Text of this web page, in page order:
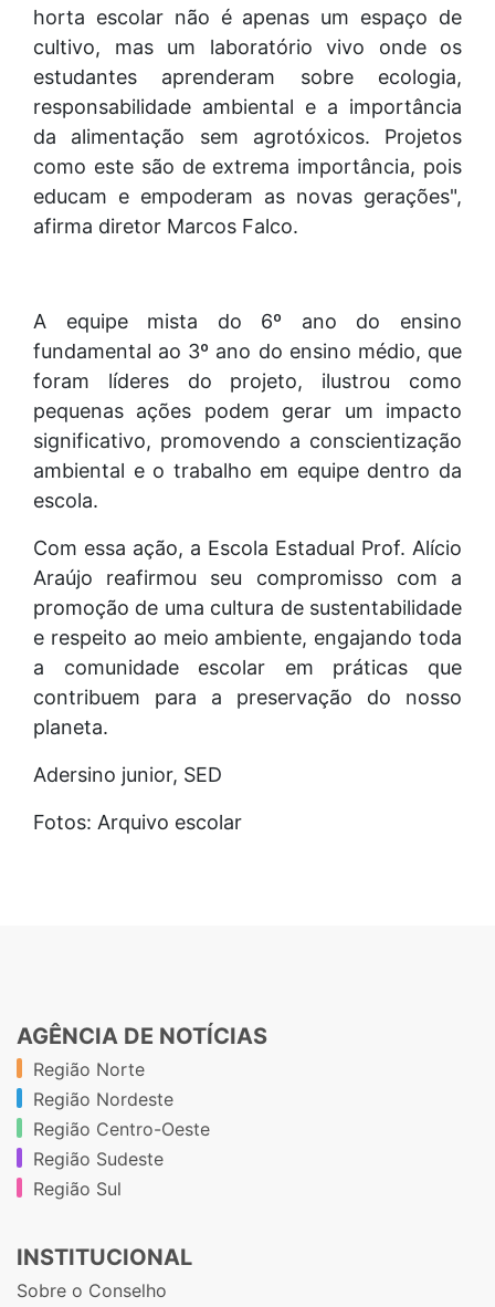
horta escolar não é apenas um espaço de
cultivo, mas um laboratório vivo onde os
estudantes aprenderam sobre ecologia,
responsabilidade ambiental e a importância
da alimentação sem agrotóxicos. Projetos
como este são de extrema importância, pois
educam e empoderam as novas gerações",
afirma diretor Marcos Falco.
A equipe mista do 6º ano do ensino
fundamental ao 3º ano do ensino médio, que
foram líderes do projeto, ilustrou como
pequenas ações podem gerar um impacto
significativo, promovendo a conscientização
ambiental e o trabalho em equipe dentro da
escola.
Com essa ação, a Escola Estadual Prof. Alício
Araújo reafirmou seu compromisso com a
promoção de uma cultura de sustentabilidade
e respeito ao meio ambiente, engajando toda
a comunidade escolar em práticas que
contribuem para a preservação do nosso
planeta.
Adersino junior, SED
Fotos: Arquivo escolar
AGÊNCIA DE NOTÍCIAS
Região Norte
Região Nordeste
Região Centro-Oeste
Região Sudeste
Região Sul
INSTITUCIONAL
Sobre o Conselho